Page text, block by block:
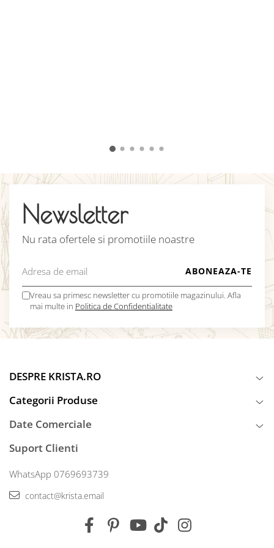
Newsletter
Nu rata ofertele si promotiile noastre
Vreau sa primesc newsletter cu promotiile magazinului. Afla
mai multe in Politica de Confidentialitate
DESPRE KRISTA.RO
Categorii Produse
Date Comerciale
Suport Clienti
WhatsApp 0769693739
contact@krista.email